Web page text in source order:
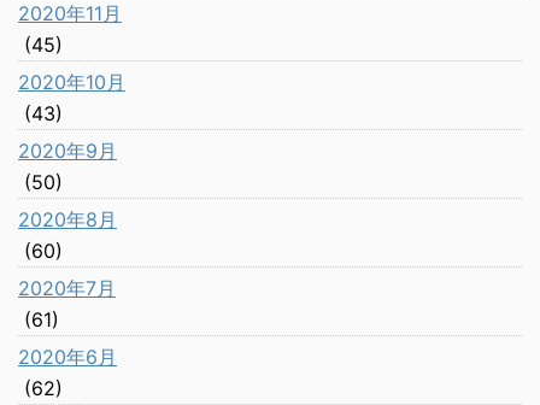
2020年11月
(45)
2020年10月
(43)
2020年9月
(50)
2020年8月
(60)
2020年7月
(61)
2020年6月
(62)